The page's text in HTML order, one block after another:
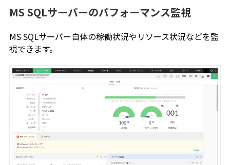
MS SQLサーバーのパフォーマンス監視
MS SQLサーバー自体の稼働状況やリソース状況などを監
視できます。